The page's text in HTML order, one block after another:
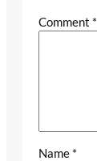
Comment *
Name *